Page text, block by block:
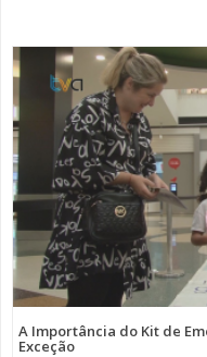
A Importância do Kit de
Exceção